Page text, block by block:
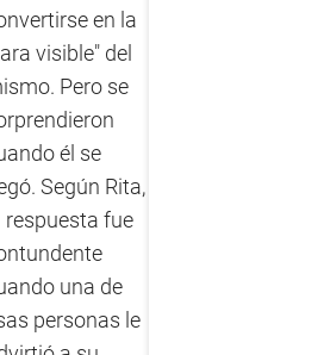
en la
visible" del
Pero se
él se
Según Rita,
respuesta fue
una de
personas le